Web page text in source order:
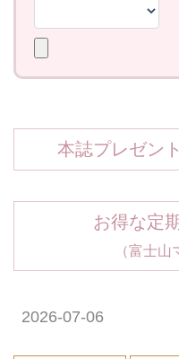
本誌プレゼン
お得な定
（富士山
2026-07-06